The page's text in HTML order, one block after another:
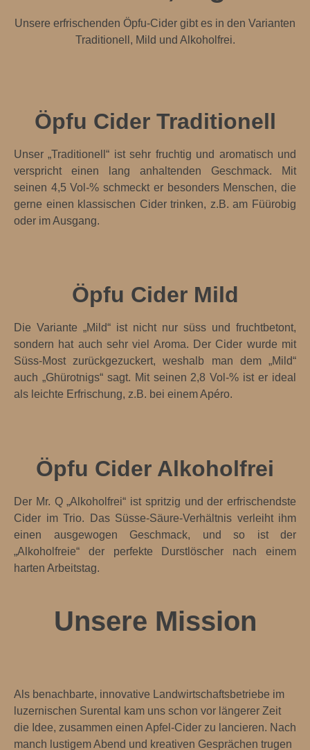
Unsere erfrischenden Öpfu-Cider gibt es in den Varianten
Traditionell, Mild und Alkoholfrei.
Öpfu Cider Traditionell
Unser „Traditionell“ ist sehr fruchtig und aromatisch und
verspricht einen lang anhaltenden Geschmack. Mit
seinen 4,5 Vol-% schmeckt er besonders Menschen, die
gerne einen klassischen Cider trinken, z.B. am Füürobig
oder im Ausgang.
Öpfu Cider Mild
Die Variante „Mild“ ist nicht nur süss und fruchtbetont,
sondern hat auch sehr viel Aroma. Der Cider wurde mit
Süss-Most zurückgezuckert, weshalb man dem „Mild“
auch „Ghürotnigs“ sagt. Mit seinen 2,8 Vol-% ist er ideal
als leichte Erfrischung, z.B. bei einem Apéro.
Öpfu Cider Alkoholfrei
Der Mr. Q „Alkoholfrei“ ist spritzig und der erfrischendste
Cider im Trio. Das Süsse-Säure-Verhältnis verleiht ihm
einen ausgewogen Geschmack, und so ist der
„Alkoholfreie“ der perfekte Durstlöscher nach einem
harten Arbeitstag.
Unsere Mission
Als benachbarte, innovative Landwirtschaftsbetriebe im
luzernischen Surental kam uns schon vor längerer Zeit
die Idee, zusammen einen Apfel-Cider zu lancieren. Nach
manch lustigem Abend und kreativen Gesprächen trugen